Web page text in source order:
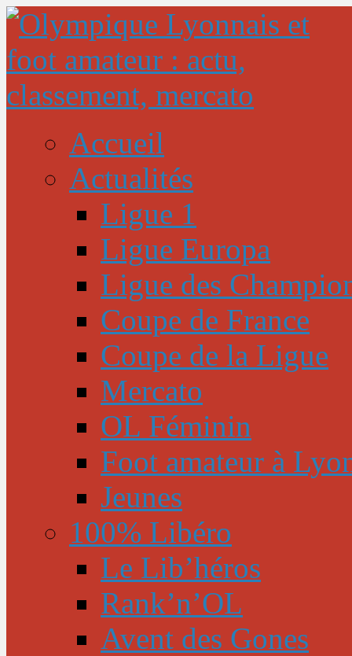
Accueil
Actualités
Ligue 1
Ligue Europa
Ligue des
Coupe de France
Coupe de la Ligue
Mercato
OL Féminin
Foot amateur à
Jeunes
100% Libéro
Le Lib’héros
Rank’n’OL
Avent des Gones